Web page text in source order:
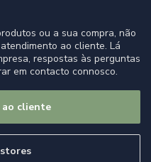
ou a sua compra, não
ao cliente. Lá
respostas às perguntas
em contacto connosco.
cliente